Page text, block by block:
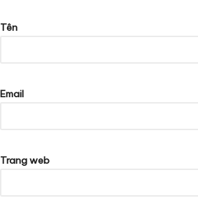
Tên
Email
Trang web